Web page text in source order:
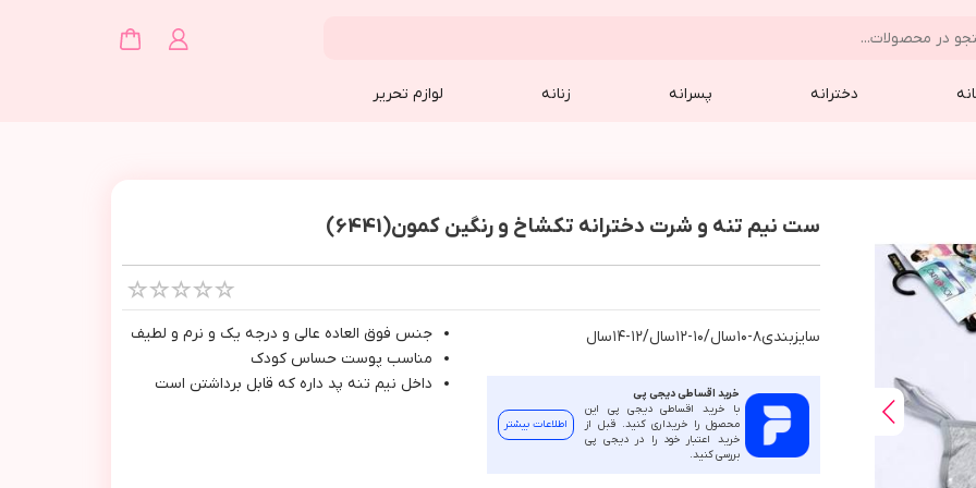
دخترانه پسرانه زنانه لوازم تحریر
ست نیم تنه و شرت دخترانه تکشاخ و رنگین کمون(6441)
سايزبندي٨-١٠سال/١٠-١٢سال/١٢-١٤سال
خرید اقساطی دیجی پی
با خرید اقساطی دیجی پی این
محصول را خریداری کنید. قبل از
خرید اعتبار خود را در دیجی پی
بررسی کنید.
اطلاعات بیشتر
جنس فوق العاده عالي و درجه يك و نرم و لطيف
مناسب پوست حساس كودك
داخل نيم تنه پد داره كه قابل برداشتن است